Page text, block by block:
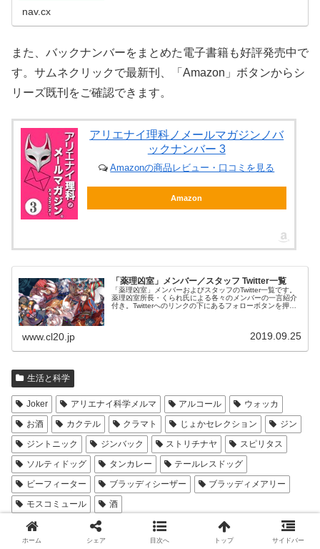
nav.cx
また、バックナンバーをまとめた電子書籍も好評発売中で
す。サムネクリックで最新刊、「Amazon」ボタンからシ
リーズ既刊をご確認できます。
アリエナイ理科ノメールマガジンノバ
ックナンバー 3
Amazonの商品レビュー・口コミを見る
Amazon
「薬理凶室」メンバー／スタッフ Twitter一覧
「薬理凶室」メンバーおよびスタッフのTwitter一覧です。
薬理凶室所長・くられ氏による各々のメンバーの一言紹介
付き。Twitterへのリンクの下にあるフォローボタンを押す
www.cl20.jp 2019.09.25
生活と科学
Joker アリエナイ科学メルマ アルコール
ウォッカ
お酒
カクテル クラマト じょかセレクション
ジン
ジントニック
ジンバック ストリチナヤ
スピリタス
ソルティドッグ
タンカレー
テールレスドッグ
ビーフィーター
ブラッディシーザー
ブラッディメアリー
モスコミュール
酒
スポンサーリンク
ホーム シェア 目次へ トップ サイドバー